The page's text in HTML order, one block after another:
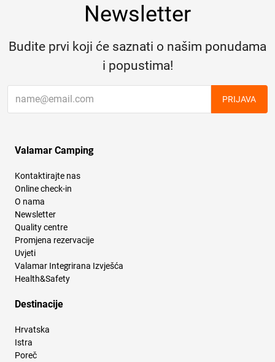
Newsletter
Budite prvi koji će saznati o našim ponudama
i popustima!
PRIJAVA
Valamar Camping
Kontaktirajte nas
Online check-in
O nama
Newsletter
Quality centre
Promjena rezervacije
Uvjeti
Valamar Integrirana Izvješća
Health&Safety
Destinacije
Hrvatska
Istra
Poreč